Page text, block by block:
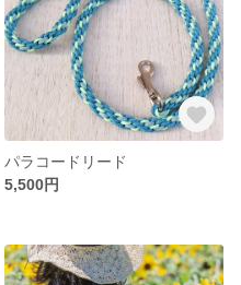
パラコードリード
5,500円